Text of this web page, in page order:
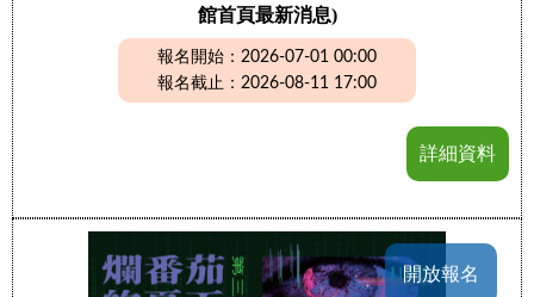
館首頁最新消息)
報名開始：2026-07-01 00:00
報名截止：2026-08-11 17:00
詳細資料
開放報名